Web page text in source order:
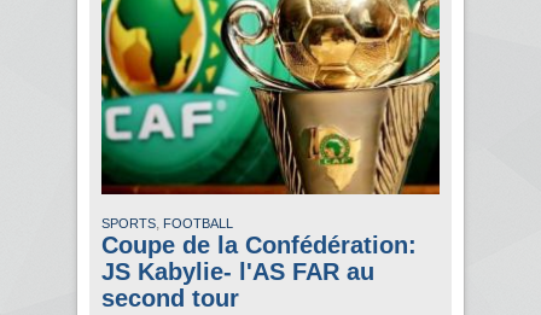
SPORTS, FOOTBALL
Coupe de la Confédération:
JS Kabylie- l'AS FAR au
second tour